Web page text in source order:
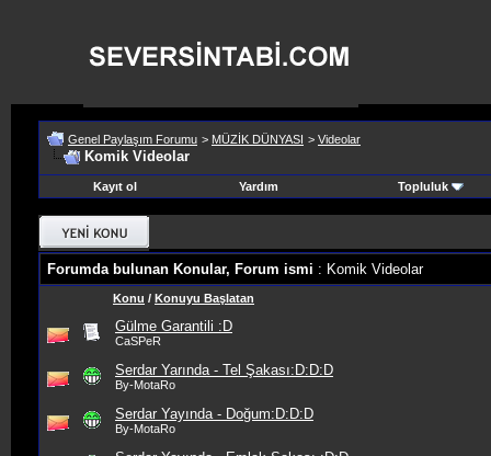
Genel Paylaşım Forumu > MÜZİK DÜNYASI > Videolar
Komik Videolar
Kayıt ol Yardım Topluluk
Forumda bulunan Konular, Forum ismi : Komik Videolar
Konu / Konuyu Başlatan
Gülme Garantili :D
CaSPeR
Serdar Yarında - Tel Şakası:D:D:D
By-MotaRo
Serdar Yayında - Doğum:D:D:D
By-MotaRo